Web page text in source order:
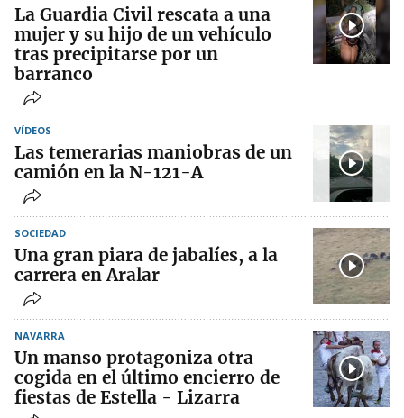
La Guardia Civil rescata a una
mujer y su hijo de un vehículo
tras precipitarse por un
barranco
VÍDEOS
Las temerarias maniobras de un
camión en la N-121-A
SOCIEDAD
Una gran piara de jabalíes, a la
carrera en Aralar
NAVARRA
Un manso protagoniza otra
cogida en el último encierro de
fiestas de Estella - Lizarra